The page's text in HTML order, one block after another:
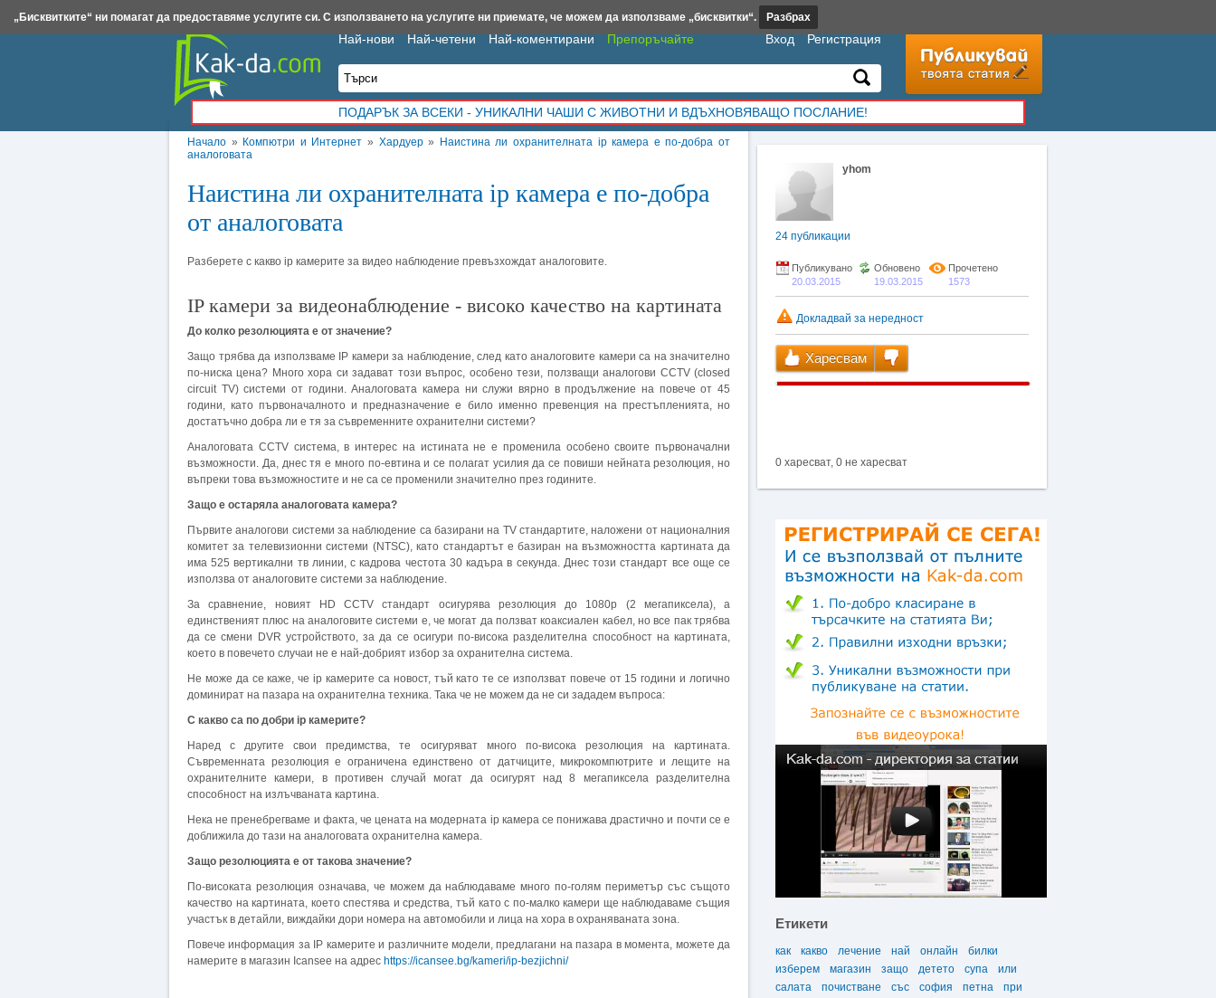
Начало » Компютри и Интернет » Хардуер»
Наистина ли охранителната ip камера е по-добра от
аналоговата
Наистина ли охранителната ip камера е по-добра
от аналоговата
Разберете с какво ip камерите за видео наблюдение превъзхождат аналоговите.
IP камери за видеонаблюдение - високо качество на картината
До колко резолюцията е от значение?
Защо трябва да използваме IP камери за наблюдение, след като аналоговите камери са на значително
по-ниска цена? Много хора си задават този въпрос, особено тези, ползващи аналогови CCTV (closed
circuit TV) системи от години. Аналоговата камера ни служи вярно в продължение на повече от 45
години, като първоначалното и предназначение е било именно превенция на престъпленията, но
достатъчно добра ли е тя за съвременните охранителни системи?
Аналоговата CCTV система, в интерес на истината не е променила особено своите първоначални
възможности. Да, днес тя е много по-евтина и се полагат усилия да се повиши нейната резолюция, но
въпреки това възможностите и не са се променили значително през годините.
Защо е остаряла аналоговата камера?
Първите аналогови системи за наблюдение са базирани на TV стандартите, наложени от националния
комитет за телевизионни системи (NTSC), като стандартът е базиран на възможността картината да
има 525 вертикални тв линии, с кадрова честота 30 кадъра в секунда. Днес този стандарт все още се
използва от аналоговите системи за наблюдение.
За сравнение, новият HD CCTV стандарт осигурява резолюция до 1080p (2 мегапиксела), а
единственият плюс на аналоговите системи е, че могат да ползват коаксиален кабел, но все пак трябва
да се смени DVR устройството, за да се осигури по-висока разделителна способност на картината,
което в повечето случаи не е най-добрият избор за охранителна система.
Не може да се каже, че ip камерите са новост, тъй като те се използват повече от 15 години и логично
доминират на пазара на охранителна техника. Така че не можем да не си зададем въпроса:
С какво са по добри ip камерите?
Наред с другите свои предимства, те осигуряват много по-висока резолюция на картината.
Съвременната резолюция е ограничена единствено от датчиците, микрокомпютрите и лещите на
охранителните камери, в противен случай могат да осигурят над 8 мегапиксела разделителна
способност на излъчваната картина.
Нека не пренебрегваме и факта, че цената на модерната ip камера се понижава драстично и почти се е
доближила до тази на аналоговата охранителна камера.
Защо резолюцията е от такова значение?
По-високата резолюция означава, че можем да наблюдаваме много по-голям периметър със същото
качество на картината, което спестява и средства, тъй като с по-малко камери ще наблюдаваме същия
участък в детайли, виждайки дори номера на автомобили и лица на хора в охраняваната зона.
Повече информация за IP камерите и различните модели, предлагани на пазара в момента, можете да
намерите в магазин Icansee на адрес https://icansee.bg/kameri/ip-bezjichni/
yhom
24 публикации
Публикувано
20.03.2015
Обновено
19.03.2015
Прочетено
1573
Докладвай за нередност
Харесвам
0 харесват, 0 не харесват
Етикети
как какво лечение най онлайн
билки
изберем
магазин защо детето супа
или
салата
почистване със софия петна
при
Най-нови Най-четени Най-коментирани Препоръчайте Вход Регистрация
ПОДАРЪК ЗА ВСЕКИ - УНИКАЛНИ ЧАШИ С ЖИВОТНИ И ВДЪХНОВЯВАЩО ПОСЛАНИЕ!
Insert.bg Framar.bg Kak-da.com Iztochnik.com BauBau.bg NewAge.bg
„Бисквитките“ ни помагат да предоставяме услугите си. С използването на услугите ни приемате, че можем да използваме „бисквитки“. Разбрах